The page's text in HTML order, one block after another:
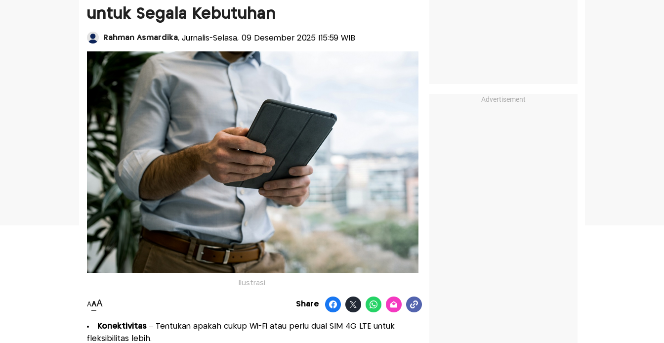
untuk Segala Kebutuhan
Rahman Asmardika, Jurnalis-Selasa, 09 Desember 2025 |15:59 WIB
Ilustrasi.
AAA Share
Konektivitas– Tentukan apakah cukup Wi-Fi atau perlu dual SIM 4G LTE untuk
fleksibilitas lebih.
Advertisement